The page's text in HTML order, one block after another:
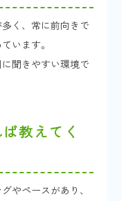
く、常に前向きで
います。
聞きやすい環境で
教えてく
やペースがあり、